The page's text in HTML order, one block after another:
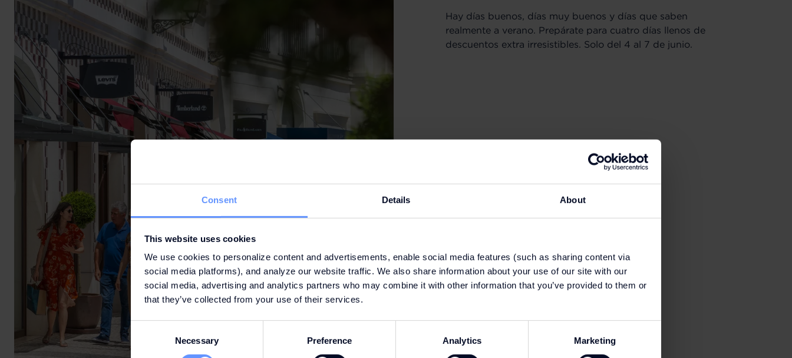
Consent Details About
This website uses cookies
We use cookies to personalize content and advertisements, enable social media features (such as sharing content via
social media platforms), and analyze our website traffic. We also share information about your use of our site with our
social media, advertising and analytics partners who may combine it with other information that you’ve provided to them or
that they’ve collected from your use of their services.
Necessary Preference Analytics Marketing
Hay días buenos, días muy buenos y días que saben
realmente a verano. Prepárate para cuatro días llenos de
descuentos extra irresistibles. Solo del 4 al 7 de junio.